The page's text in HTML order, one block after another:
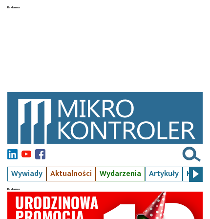
Wywiady Aktualności Wydarzenia Artykuły Kursy